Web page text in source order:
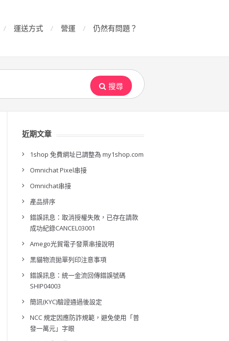
運送方式 營運 仍然有問題？
搜尋
近期文章
1shop 免費網址已調整為 my1shop.com
Omnichat Pixel串接
Omnichat串接
產品排序
錯誤訊息：取消授權失敗，已存在請款
成功紀錄CANCEL03001
Amego光貿電子發票串接說明
黑貓物流拋單列印注意事項
錯誤訊息：統一金流回傳錯誤號碼
SHIP04003
簡訊(KYC)驗證通過後設定
NCC 規定因應防詐規範，避免使用「普
發一萬元」字眼